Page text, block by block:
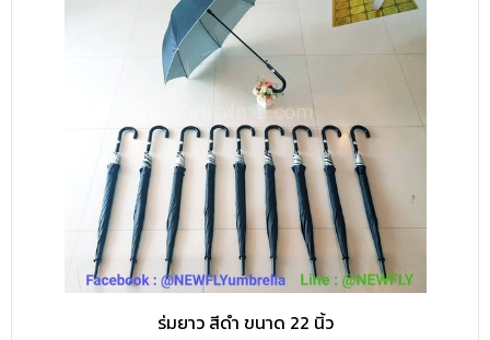
ร่มยาว สีดำ ขนาด 22 นิ้ว